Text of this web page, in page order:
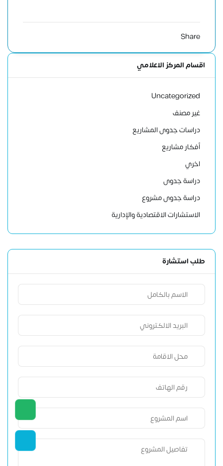
Share
اقسام المركز الاعلامي
Uncategorized
غير مصنف
دراسات جدوى المشاريع
أفكار مشاريع
اخري
دراسة جدوى
دراسة جدوى مشروع
الاستشارات الاقتصادية والإدارية
طلب استشارة